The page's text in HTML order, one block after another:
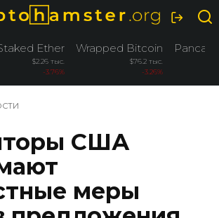
Ether
$2.26 тыс.
-3.76%
Wrapped Bitcoin
$76.2 тыс.
-3.26%
США
меры